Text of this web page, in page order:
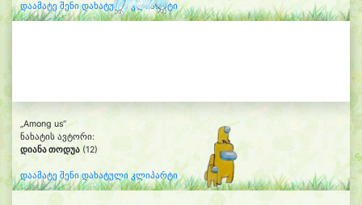
დაამატე შენი დახატული კლიპარტი
„Among us“
ნახატის ავტორი:
დიანა თოდუა (12)
დაამატე შენი დახატული კლიპარტი